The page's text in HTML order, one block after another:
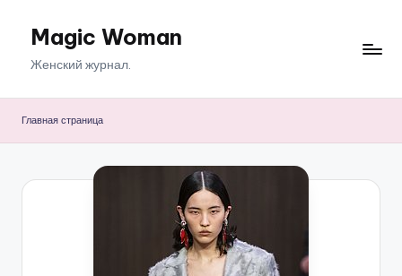
ПерейтиMagic Woman
Женский журнал.
Главная страница